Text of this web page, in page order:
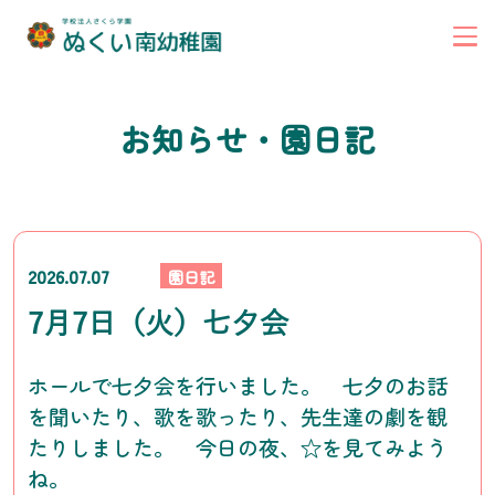
お知らせ・園日記
2026.07.07 園日記
7月7日（火）七夕会
ホールで七夕会を行いました。 七夕のお話
を聞いたり、歌を歌ったり、先生達の劇を観
たりしました。 今日の夜、☆を見てみよう
ね。